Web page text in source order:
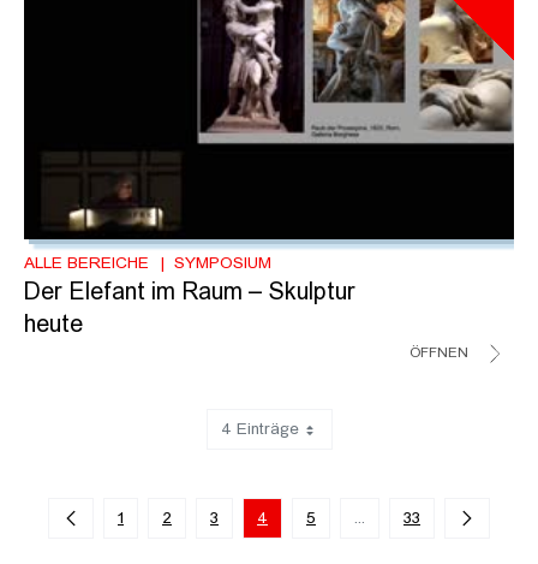
ALLE BEREICHE SYMPOSIUM
Der Elefant im Raum – Skulptur
heute
ÖFFNEN
4 Einträge
1 2 3 4 5 ...Zwischenseiten
33